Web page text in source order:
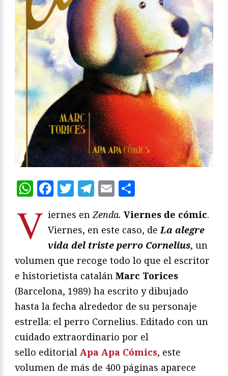
WhatsApp
Facebook
Twitter
Telegram
Email
V iernes enZenda. Viernes de cómic.
Viernes, en este caso, deLa alegre
vida del triste perro Cornelius, un
volumen que recoge todo lo que el escritor
e historietista catalán Marc Torices
(Barcelona, 1989) ha escrito y dibujado
hasta la fecha alrededor de su personaje
estrella: el perro Cornelius. Editado con un
cuidado extraordinario por el
sello editorial Apa Apa Cómics, este
volumen de más de 400 páginas aparece